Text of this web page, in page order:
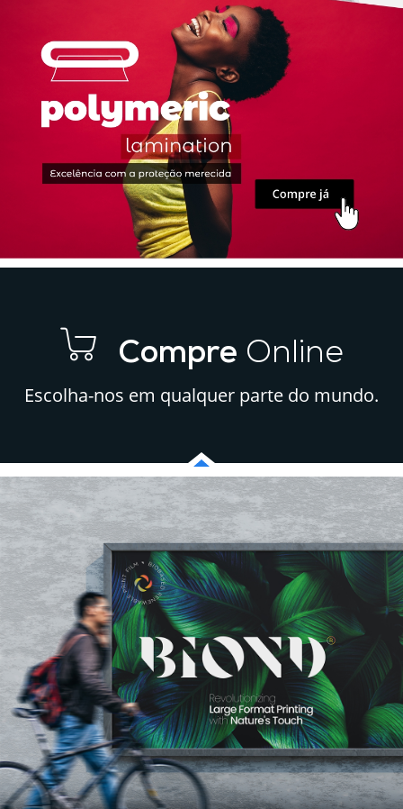
Compre Online
Escolha-nos em qualquer parte do mundo.
Qualidade
para
Seu
Impressão
Comunicação
Visual?